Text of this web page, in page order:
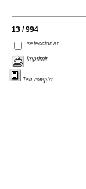
13 / 994
seleccionar
imprimir
Text complet